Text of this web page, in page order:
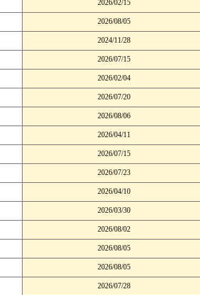
2026/02/15
2026/08/05
2024/11/28
2026/07/15
2026/02/04
2026/07/20
2026/08/06
2026/04/11
2026/07/15
2026/07/23
2026/04/10
2026/03/30
2026/08/02
2026/08/05
2026/08/05
2026/07/28